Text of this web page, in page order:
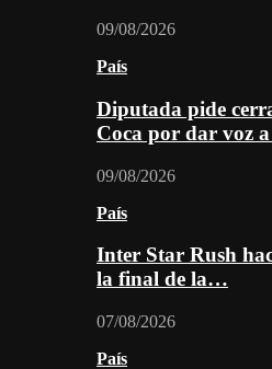
09/08/2026
País
Diputada pide
Coca por dar voz
09/08/2026
País
Inter Star Rush
la final de la…
07/08/2026
País